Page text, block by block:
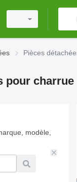
Pièces
pour charrue
modèle,